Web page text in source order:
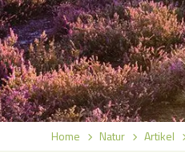
Home Natur Artikel